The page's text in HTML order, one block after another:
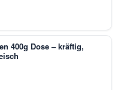
400g Dose – kräftig,